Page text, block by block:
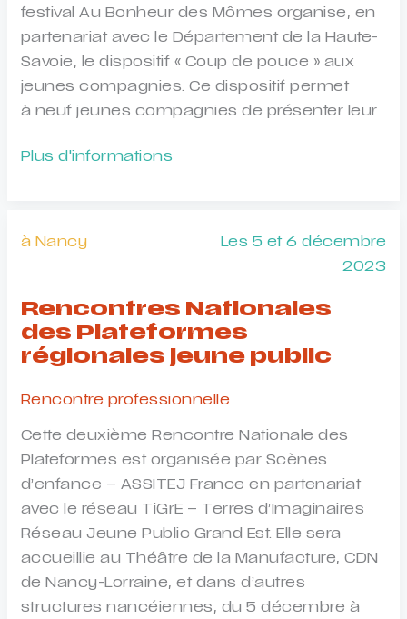
festival Au Bonheur des Mômes organise, en
partenariat avec le Département de la Haute-
Savoie, le dispositif « Coup de pouce » aux
jeunes compagnies. Ce dispositif permet
à neuf jeunes compagnies de présenter leur
Festival
Plus d'informations
à Nancy
Les 5 et 6 décembre
2023
Rencontres Nationales
des Plateformes
régionales jeune public
Rencontre professionnelle
Cette deuxième Rencontre Nationale des
Plateformes est organisée par Scènes
d’enfance – ASSITEJ France en partenariat
avec le réseau TiGrE – Terres d’Imaginaires
Réseau Jeune Public Grand Est. Elle sera
accueillie au Théâtre de la Manufacture, CDN
de Nancy-Lorraine, et dans d’autres
structures nancéiennes, du 5 décembre à